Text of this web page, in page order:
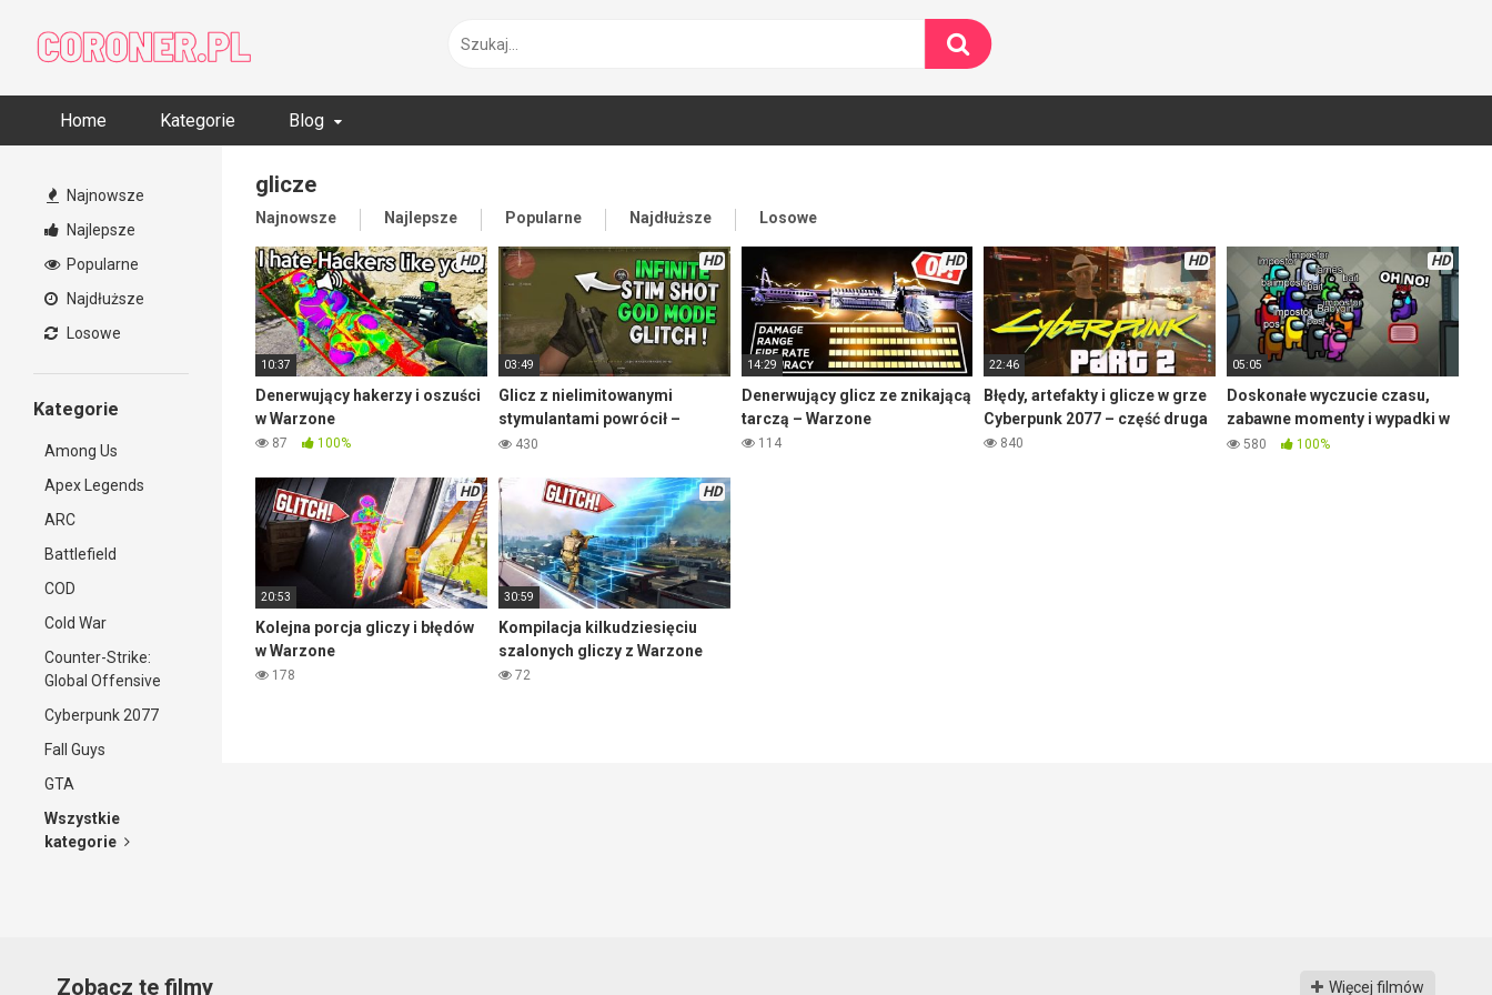
content
Home Kategorie Blog
Najnowsze
Najlepsze
Popularne
Najdłuższe
Losowe
Kategorie
Among Us
Apex Legends
ARC
Battlefield
COD
Cold War
Counter-Strike:
Global Offensive
Cyberpunk 2077
Fall Guys
GTA
Wszystkie
kategorie
glicze
Najnowsze Najlepsze Popularne Najdłuższe Losowe
HD
10:37
Denerwujący hakerzy i oszuści
w Warzone
87 100%
HD
03:49
Glicz z nielimitowanymi
stymulantami powrócił –
Warzone
430
HD
14:29
Denerwujący glicz ze znikającą
tarczą – Warzone
114
HD
22:46
Błędy, artefakty i glicze w grze
Cyberpunk 2077 – część druga
840
HD
05:05
Doskonałe wyczucie czasu,
zabawne momenty i wypadki w
Among Us
580 100%
HD
20:53
Kolejna porcja gliczy i błędów
w Warzone
178
HD
30:59
Kompilacja kilkudziesięciu
szalonych gliczy z Warzone
72
Zobacz te filmy Więcej filmów